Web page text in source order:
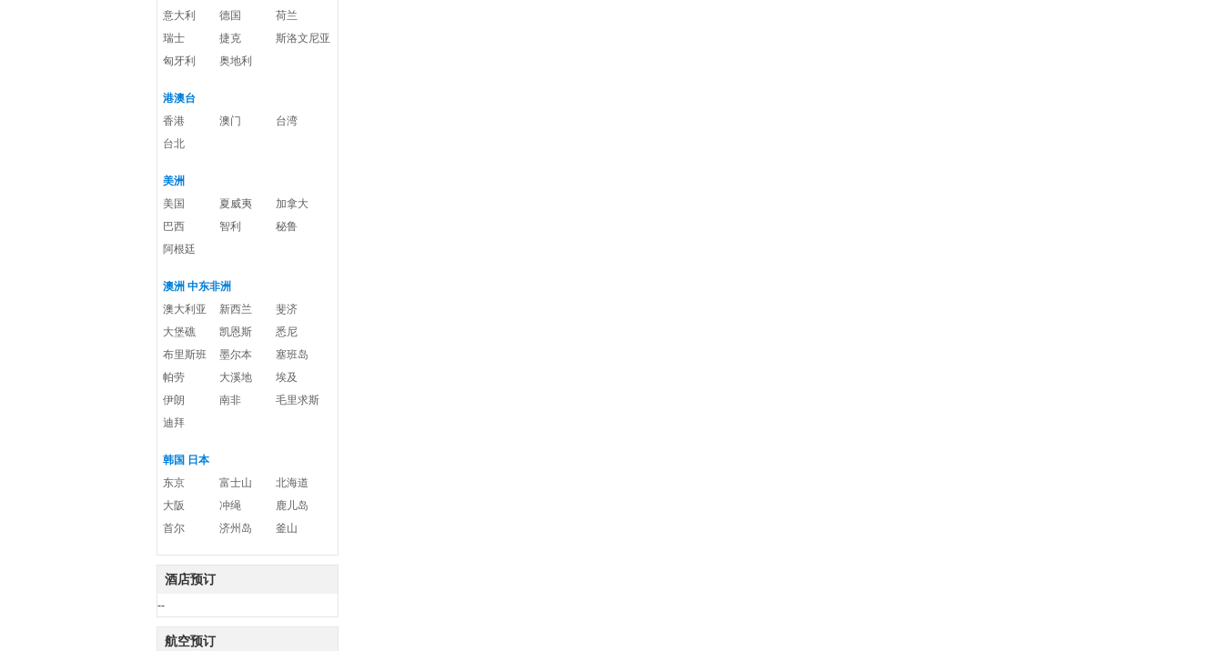
意大利
德国
荷兰
瑞士
捷克
斯洛文尼亚
匈牙利
奥地利
港澳台
香港
澳门
台湾
台北
美洲
美国
夏威夷
加拿大
巴西
智利
秘鲁
阿根廷
澳洲 中东非洲
澳大利亚
新西兰
斐济
大堡礁
凯恩斯
悉尼
布里斯班
墨尔本
塞班岛
帕劳
大溪地
埃及
伊朗
南非
毛里求斯
迪拜
韩国 日本
东京
富士山
北海道
大阪
冲绳
鹿儿岛
首尔
济州岛 釜山
酒店预订
--
航空预订